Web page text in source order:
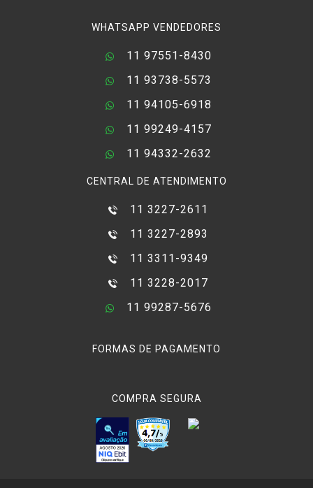
WHATSAPP VENDEDORES
11 97551-8430
11 93738-5573
11 94105-6918
11 99249-4157
11 94332-2632
CENTRAL DE ATENDIMENTO
11 3227-2611
11 3227-2893
11 3311-9349
11 3228-2017
11 99287-5676
FORMAS DE PAGAMENTO
COMPRA SEGURA